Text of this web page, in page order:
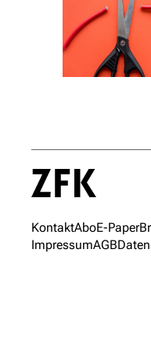
KontaktAboE-Paper
ImpressumAGB